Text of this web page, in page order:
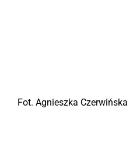
Fot. Agnieszka Czerwińska